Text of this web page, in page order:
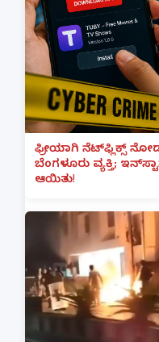
ಫ್ರೀಯಾಗಿ ನೆಟ್‌ಫ್ಲಿಕ್ಸ್
ಬೆಂಗಳೂರು ವ್ಯಕ್ತಿ;
ಆಯಿತು!